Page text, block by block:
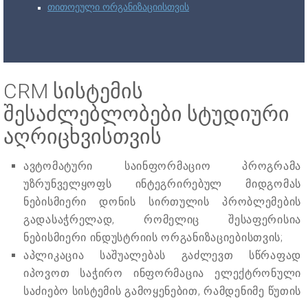
თითოეული ორგანიზაციისთვის
CRM სისტემის
შესაძლებლობები სტუდიური
აღრიცხვისთვის
ავტომატური საინფორმაციო პროგრამა
უზრუნველყოფს ინტეგრირებულ მიდგომას
ნებისმიერი დონის სირთულის პრობლემების
გადასაჭრელად, რომელიც შესაფერისია
ნებისმიერი ინდუსტრიის ორგანიზაციებისთვის;
აპლიკაცია საშუალებას გაძლევთ სწრაფად
იპოვოთ საჭირო ინფორმაცია ელექტრონული
საძიებო სისტემის გამოყენებით, რამდენიმე წუთის